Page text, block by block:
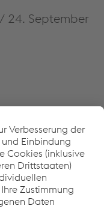
24. September
einer der Messen
einfach unser